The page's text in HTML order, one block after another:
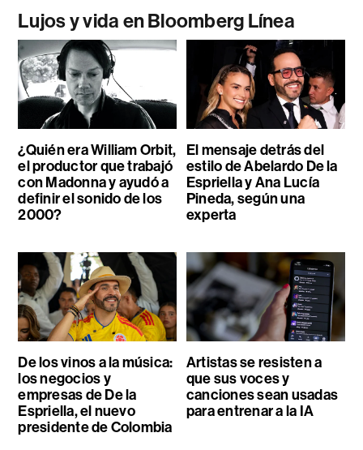
Lujos y vida en Bloomberg Línea
¿Quién era William Orbit,
el productor que trabajó
con Madonna y ayudó a
definir el sonido de los
2000?
El mensaje detrás del
estilo de Abelardo De la
Espriella y Ana Lucía
Pineda, según una
experta
De los vinos a la música:
los negocios y
empresas de De la
Espriella, el nuevo
presidente de Colombia
Artistas se resisten a
que sus voces y
canciones sean usadas
para entrenar a la IA